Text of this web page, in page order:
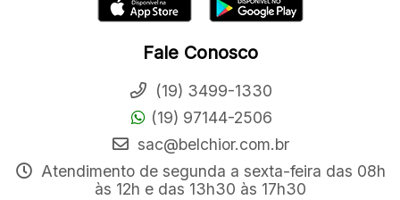
Fale Conosco
(19) 3499-1330
(19) 97144-2506
sac@belchior.com.br
Atendimento de segunda a sexta-feira das 08h
às 12h e das 13h30 às 17h30